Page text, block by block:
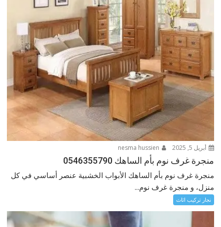
أبريل 5, 2025
منجرة غرف نوم بأم الساهك 0546355790
منجرة غرف نوم بأم الساهك الأبواب الخشبية عنصر أساسي في كل
منزل، و منجرة غرف نوم...
نجار تركيب اثاث